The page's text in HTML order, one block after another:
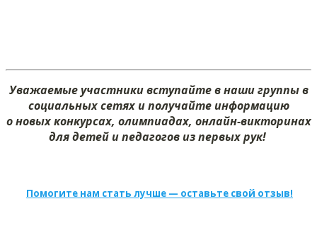
Уважаемые участники вступайте в наши группы в
социальных сетях и получайте информацию
о новых конкурсах, олимпиадах, онлайн-викторинах
для детей и педагогов из первых рук!
Помогите нам стать лучше — оставьте свой отзыв!